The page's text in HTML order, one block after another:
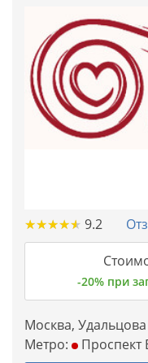
★★★★★
★★★★★ 9.2
-20% при
Москва,
Метро:
Проспект